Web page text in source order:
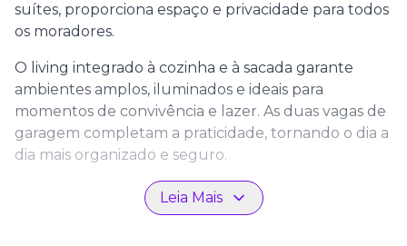
suítes, proporciona espaço e privacidade para todos
os moradores.
O living integrado à cozinha e à sacada garante
ambientes amplos, iluminados e ideais para
momentos de convivência e lazer. As duas vagas de
garagem completam a praticidade, tornando o dia a
dia mais organizado e seguro.
Localizado em uma região estratégica de Itapema, o
empreendimento conta com infraestrutura
Leia Mais